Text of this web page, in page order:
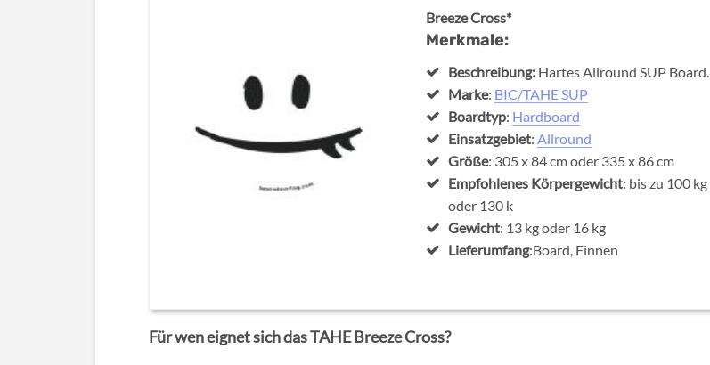
Breeze Cross*
Merkmale:
Beschreibung: Hartes Allround SUP Board.
Marke: BIC/TAHE SUP
Boardtyp: Hardboard
Einsatzgebiet: Allround
Größe: 305 x 84 cm oder 335 x 86 cm
Empfohlenes Körpergewicht: bis zu 100 kg
oder 130 k
Gewicht: 13 kg oder 16 kg
Lieferumfang:Board, Finnen
Für wen eignet sich das TAHE Breeze Cross?